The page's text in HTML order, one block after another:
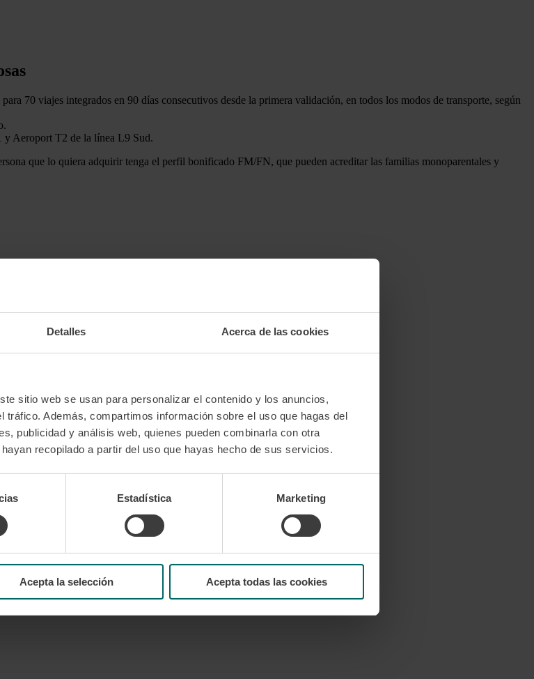
Detalles Acerca de las cookies
sitio web se usan para personalizar el contenido y los anuncios,
Además, compartimos información sobre el uso que hagas del
publicidad y análisis web, quienes pueden combinarla con otra
recopilado a partir del uso que hayas hecho de sus servicios.
Estadística Marketing
Acepta la selección Acepta todas las cookies
70 viajes integrados en 90 días consecutivos desde la primera validación, en todos los modos de transporte, según
y Aeroport T2 de la línea L9 Sud.
que lo quiera adquirir tenga el perfil bonificado FM/FN, que pueden acreditar las familias monoparentales y